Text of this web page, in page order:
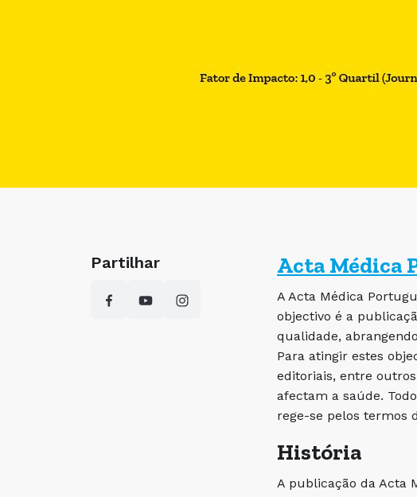
Partilhar Acta Médica
A Acta Médica
objectivo é a
qualidade,
Para atingir estes
editoriais, entre
afectam a saúde.
rege-se pelos termos
História
A publicação da Acta